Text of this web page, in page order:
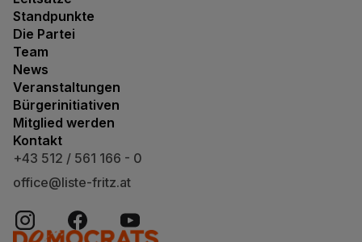
Standpunkte
Die Partei
Team
News
Veranstaltungen
Bürgerinitiativen
Mitglied werden
Kontakt
+43 512 / 561 166 - 0
office@liste-fritz.at